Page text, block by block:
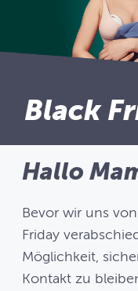
Black
Hallo
Bevor wir uns
Friday
Möglichkeit,
Kontakt zu